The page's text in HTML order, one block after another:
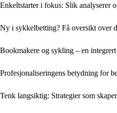
Enkeltstarter i fokus: Slik analyserer
Ny i sykkelbetting? Få oversikt over
Bookmakere og sykling – en
Profesjonaliseringens betydning for
Tenk langsiktig: Strategier som